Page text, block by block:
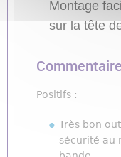
Montage
sur la tête
Positifs :
Très bon
sécurité au